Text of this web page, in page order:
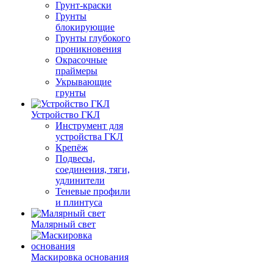
Грунт-краски
Грунты
блокирующие
Грунты глубокого
проникновения
Окрасочные
праймеры
Укрывающие
грунты
Устройство ГКЛ
Инструмент для
устройства ГКЛ
Крепёж
Подвесы,
соединения, тяги,
удлинители
Теневые профили
и плинтуса
Малярный свет
Маскировка основания